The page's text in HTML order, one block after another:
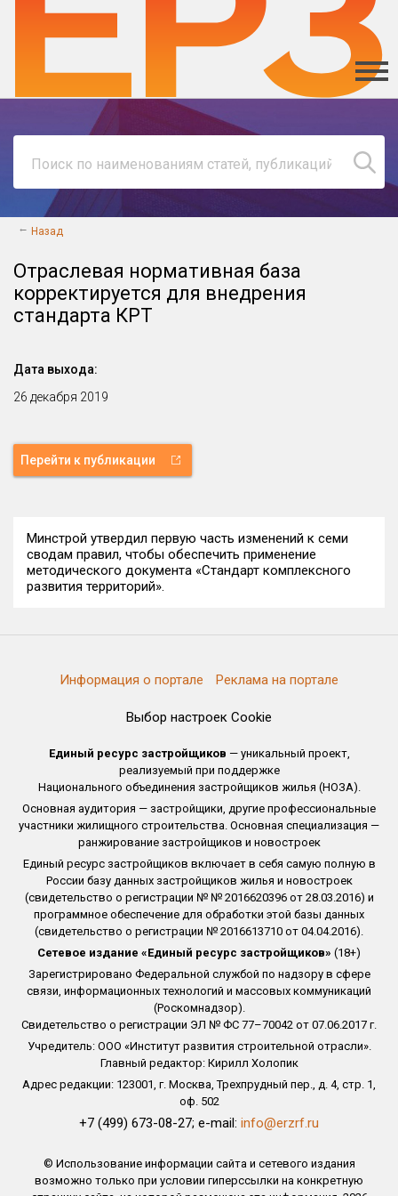
Отраслевая нормативная база
корректируется для внедрения
стандарта КРТ
Дата выхода:
26 декабря 2019
Перейти к публикации
Минстрой утвердил первую часть изменений к семи
сводам правил, чтобы обеспечить применение
методического документа «Стандарт комплексного
развития территорий».
Информация о портале Реклама на портале
Выбор настроек Cookie
Единый ресурс застройщиков — уникальный проект,
реализуемый при поддержке
Национального объединения застройщиков жилья (НОЗА).
Основная аудитория — застройщики, другие профессиональные
участники жилищного строительства. Основная специализация —
ранжирование застройщиков и новостроек
Единый ресурс застройщиков включает в себя самую полную в
России базу данных застройщиков жилья и новостроек
(свидетельство о регистрации № № 2016620396 от 28.03.2016) и
программное обеспечение для обработки этой базы данных
(свидетельство о регистрации № 2016613710 от 04.04.2016).
Сетевое издание «Единый ресурс застройщиков» (18+)
Зарегистрировано Федеральной службой по надзору в сфере
связи, информационных технологий и массовых коммуникаций
(Роскомнадзор).
Свидетельство о регистрации ЭЛ № ФС 77–70042 от 07.06.2017 г.
Учредитель: ООО «Институт развития строительной отрасли».
Главный редактор: Кирилл Холопик
Адрес редакции: 123001, г. Москва, Трехпрудный пер., д. 4, стр. 1,
оф. 502
+7 (499) 673-08-27; e-mail: info@erzrf.ru
© Использование информации сайта и сетевого издания
возможно только при условии гиперссылки на конкретную